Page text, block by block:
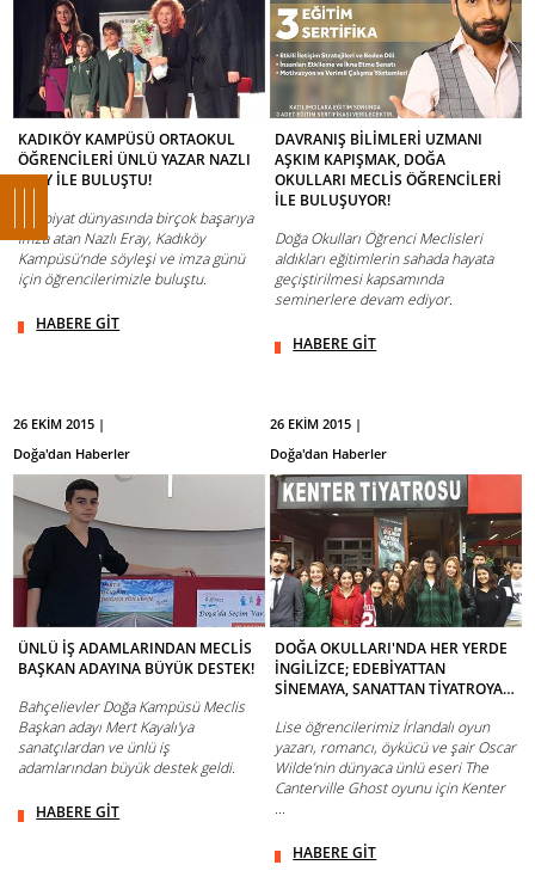
KADIKÖY KAMPÜSÜ ORTAOKUL
ÖĞRENCİLERİ ÜNLÜ YAZAR NAZLI
ERAY İLE BULUŞTU!
Edebiyat dünyasında birçok başarıya
imza atan Nazlı Eray, Kadıköy
Kampüsü‘nde söyleşi ve imza günü
için öğrencilerimizle buluştu.
HABERE GİT
DAVRANIŞ BİLİMLERİ UZMANI
AŞKIM KAPIŞMAK, DOĞA
OKULLARI MECLİS ÖĞRENCİLERİ
İLE BULUŞUYOR!
Doğa Okulları Öğrenci Meclisleri
aldıkları eğitimlerin sahada hayata
geçiştirilmesi kapsamında
seminerlere devam ediyor.
HABERE GİT
26 EKİM 2015 |
Doğa'dan Haberler
ÜNLÜ İŞ ADAMLARINDAN MECLİS
BAŞKAN ADAYINA BÜYÜK DESTEK!
Bahçelievler Doğa Kampüsü Meclis
Başkan adayı Mert Kayalı'ya
sanatçılardan ve ünlü iş
adamlarından büyük destek geldi.
HABERE GİT
26 EKİM 2015 |
Doğa'dan Haberler
DOĞA OKULLARI'NDA HER YERDE
İNGİLİZCE; EDEBİYATTAN
SİNEMAYA, SANATTAN TİYATROYA…
Lise öğrencilerimiz İrlandalı oyun
yazarı, romancı, öykücü ve şair Oscar
Wilde’nin dünyaca ünlü eseri The
Canterville Ghost oyunu için Kenter
...
HABERE GİT